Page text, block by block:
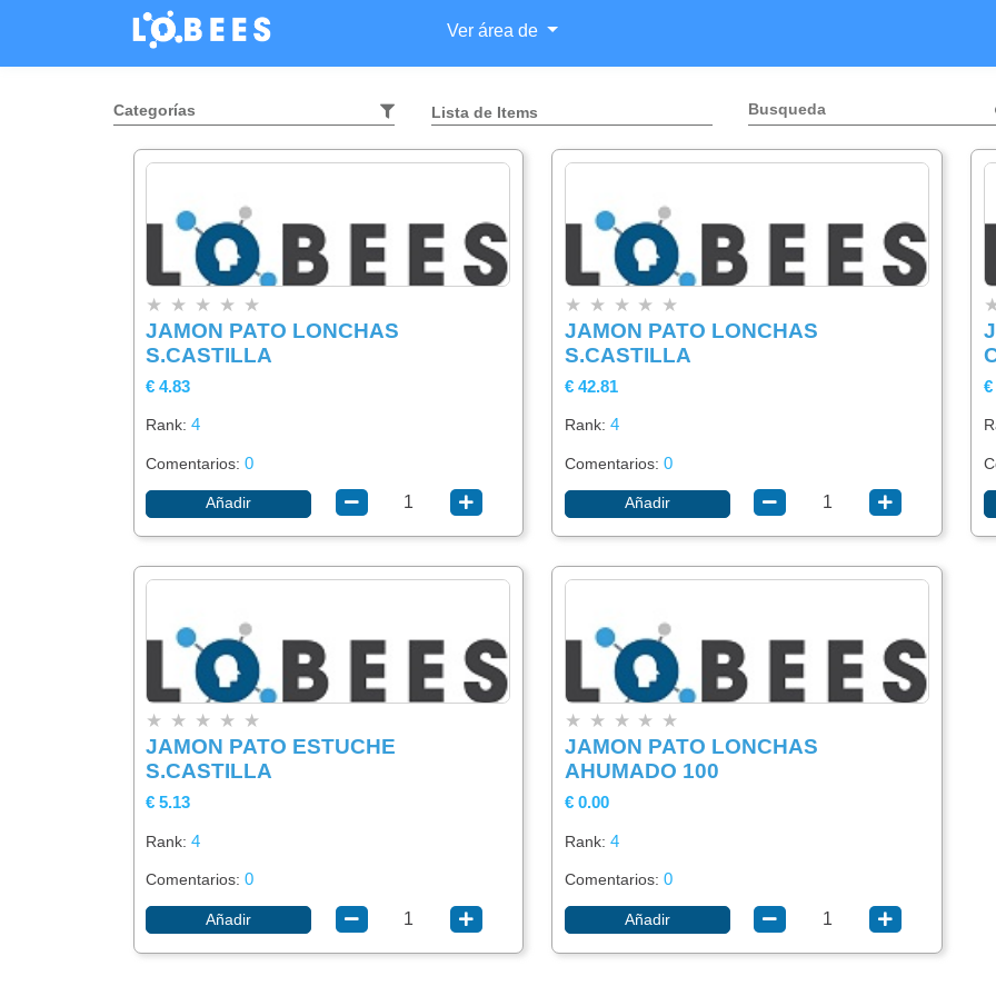
Ver área de
Categorías Lista de Items
Categorías
×
Lista
De
Items
Buscador
×
★ ★ ★ ★ ★
JAMON PATO LONCHAS
S.CASTILLA
€ 4.83
Rank:4
Comentarios:0
Añadir
★ ★ ★ ★ ★
JAMON PATO LONCHAS
S.CASTILLA
€ 42.81
Rank: 4
Comentarios: 0
Añadir
€
★ ★ ★ ★ ★
JAMON PATO ESTUCHE
S.CASTILLA
€ 5.13
Rank:4
Comentarios:0
Añadir
★ ★ ★ ★ ★
JAMON PATO LONCHAS
AHUMADO 100
€ 0.00
Rank: 4
Comentarios: 0
Añadir